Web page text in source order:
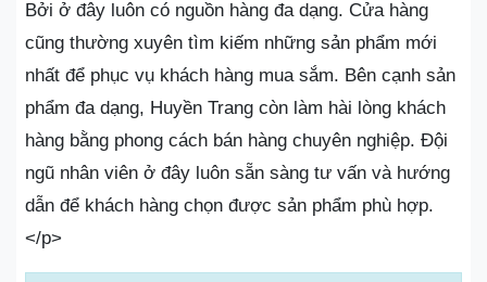
Bởi ở đây luôn có nguồn hàng đa dạng. Cửa hàng
cũng thường xuyên tìm kiếm những sản phẩm mới
nhất để phục vụ khách hàng mua sắm. Bên cạnh sản
phẩm đa dạng, Huyền Trang còn làm hài lòng khách
hàng bằng phong cách bán hàng chuyên nghiệp. Đội
ngũ nhân viên ở đây luôn sẵn sàng tư vấn và hướng
dẫn để khách hàng chọn được sản phẩm phù hợp.
</p>